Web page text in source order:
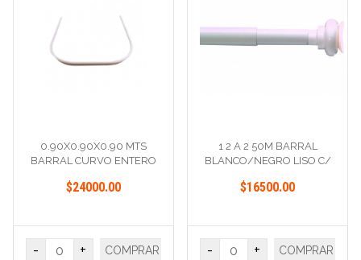
0.90X0.90X0.90 MTS
BARRAL CURVO ENTERO
$24000.00
- + COMPRAR
1 2 A 2 50M BARRAL
BLANCO/NEGRO LISO C/
$16500.00
- + COMPRAR